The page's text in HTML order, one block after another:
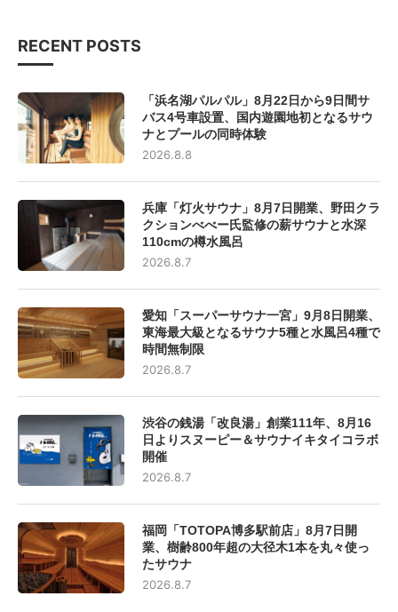
RECENT POSTS
「浜名湖パルパル」8月22日から9日間サ
バス4号車設置、国内遊園地初となるサウ
ナとプールの同時体験
2026.8.8
兵庫「灯火サウナ」8月7日開業、野田クラ
クションべべー氏監修の薪サウナと水深
110cmの樽水風呂
2026.8.7
愛知「スーパーサウナ一宮」9月8日開業、
東海最大級となるサウナ5種と水風呂4種で
時間無制限
2026.8.7
渋谷の銭湯「改良湯」創業111年、8月16
日よりスヌーピー＆サウナイキタイコラボ
開催
2026.8.7
福岡「TOTOPA博多駅前店」8月7日開
業、樹齢800年超の大径木1本を丸々使っ
たサウナ
2026.8.7